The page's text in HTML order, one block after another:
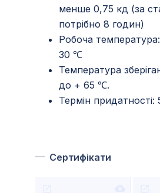
менше 0,75 кд (за
потрібно 8 годин)
Робоча
30 ℃
Температура
до + 65 ℃.
Термін придатності:
Сертифікати